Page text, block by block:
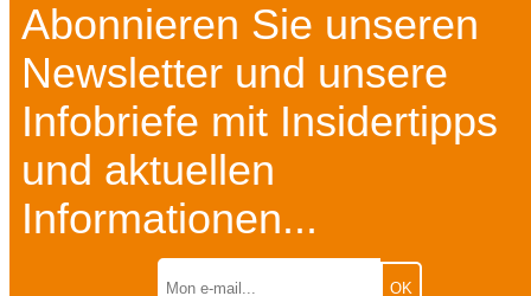
Abonnieren Sie unseren
Newsletter und unsere
Infobriefe mit Insidertipps
und aktuellen
Informationen...